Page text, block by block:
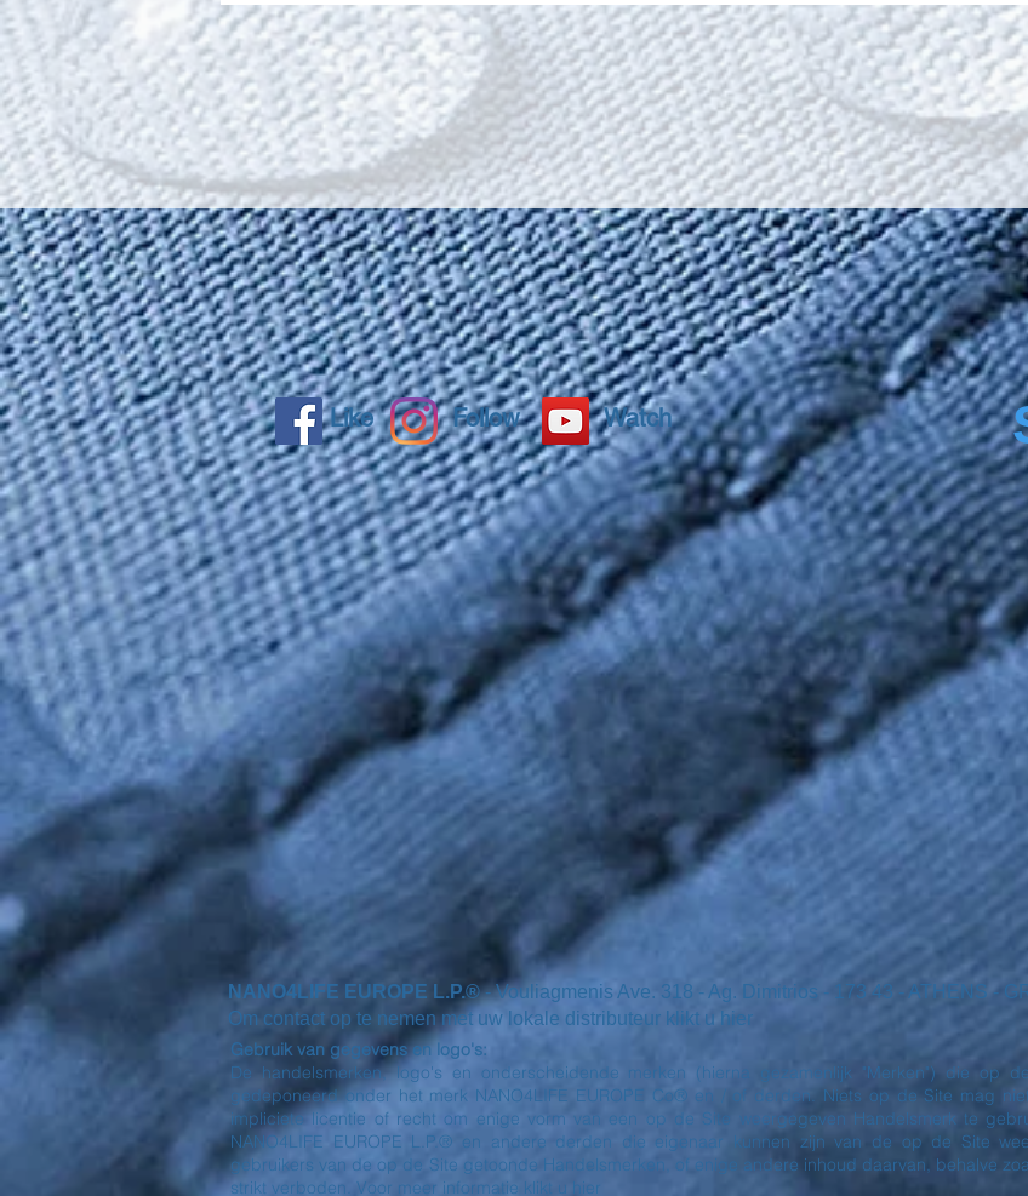
Like Follow Watch
NANO4LIFE EUROPE L.P.®- Vouliagmenis Ave. 318 - Ag. Dimitrios - 173 43 - ATHENS -
Om contact op te nemen met uw lokale distributeur klikt u hier
Gebruik van gegevens en logo's:
De handelsmerken, logo's en onderscheidende merken (hierna gezamenlijk "Merken") die op
gedeponeerd onder het merk NANO4LIFE EUROPE Co® en / of derden. Niets op de Site mag
impliciete licentie of recht om enige vorm van een op de Site weergegeven Handelsmerk te
NANO4LIFE EUROPE L.P.® en andere derden die eigenaar kunnen zijn van de op de Site
gebruikers van de op de Site getoonde Handelsmerken, of enige andere inhoud daarvan, behalve
strikt verboden. Voor meer informatie klikt u hier